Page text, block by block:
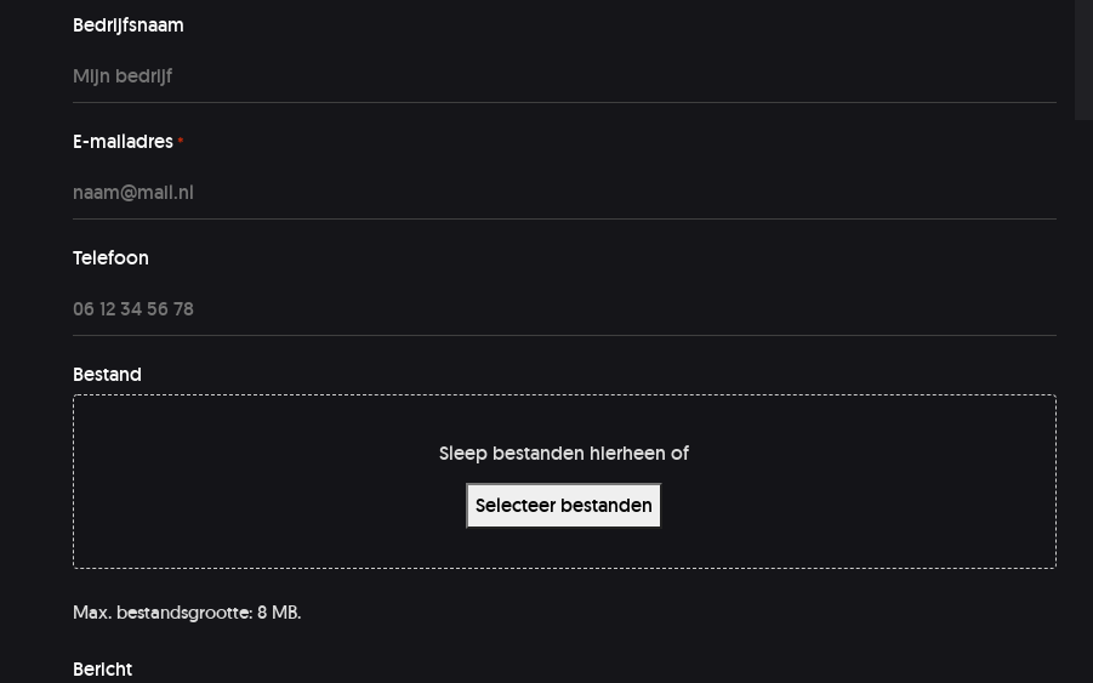
Bedrijfsnaam
E-mailadres*
Telefoon
Bestand
Sleep bestanden hierheen of
Selecteer bestanden
Max. bestandsgrootte: 8 MB.
Bericht